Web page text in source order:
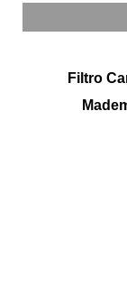
Filtro